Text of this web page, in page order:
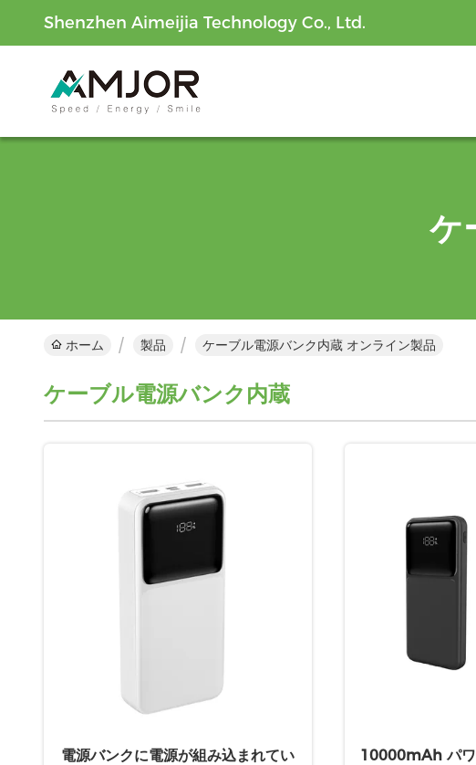
Shenzhen Aimeijia Technology Co., Ltd.
ケ
ホーム 製品 ケーブル電源バンク内蔵 オンライン製品
ケーブル電源バンク内蔵
電源バンクに電源が組み込まれてい
10000mAh パワ